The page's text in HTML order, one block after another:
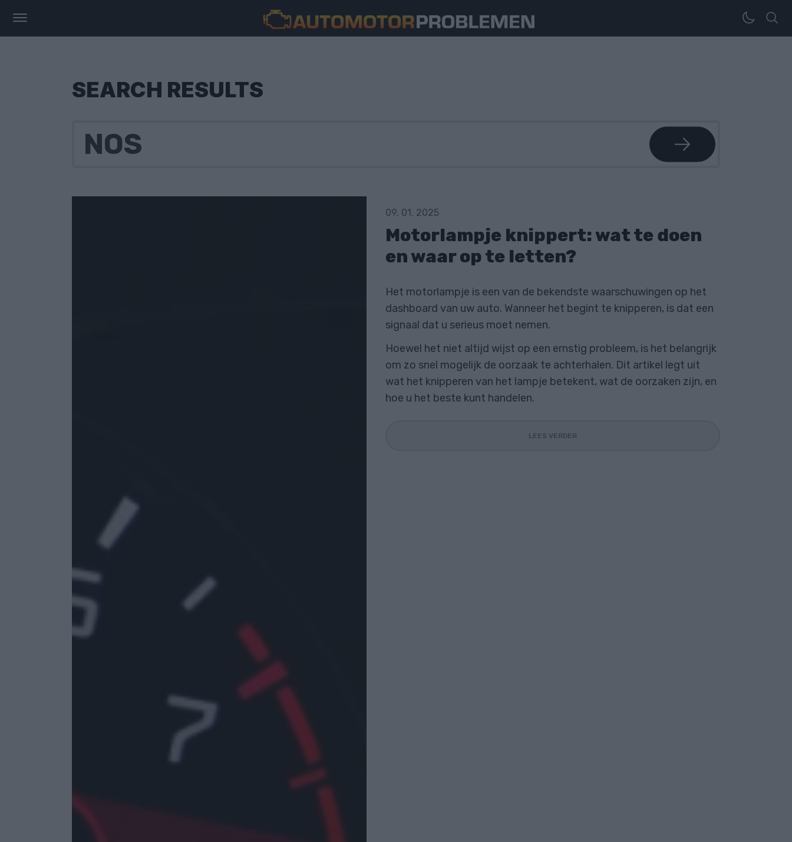
SEARCH RESULTS
09. 01. 2025
Motorlampje knippert: wat te doen
en waar op te letten?
Het motorlampje is een van de bekendste waarschuwingen op het
dashboard van uw auto. Wanneer het begint te knipperen, is dat een
signaal dat u serieus moet nemen.
Hoewel het niet altijd wijst op een ernstig probleem, is het belangrijk
om zo snel mogelijk de oorzaak te achterhalen. Dit artikel legt uit
wat het knipperen van het lampje betekent, wat de oorzaken zijn, en
hoe u het beste kunt handelen.
LEES VERDER